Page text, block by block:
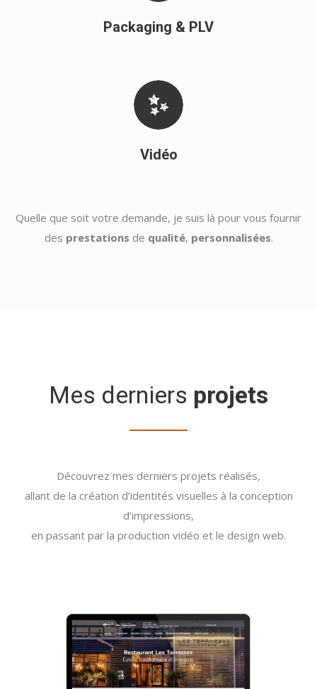
Packaging & PLV
Vidéo
Quelle que soit votre demande, je suis là pour vous fournir
des prestations de qualité, personnalisées.
Mes derniers projets
Découvrez mes derniers projets réalisés,
allant de la création d’identités visuelles à la conception
d’impressions,
en passant par la production vidéo et le design web.